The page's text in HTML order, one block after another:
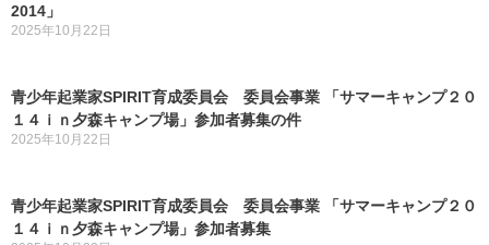
2014」
2025年10月22日
青少年起業家SPIRIT育成委員会 委員会事業 「サマーキャンプ２０
１４ｉｎ夕森キャンプ場」参加者募集の件
2025年10月22日
青少年起業家SPIRIT育成委員会 委員会事業 「サマーキャンプ２０
１４ｉｎ夕森キャンプ場」参加者募集